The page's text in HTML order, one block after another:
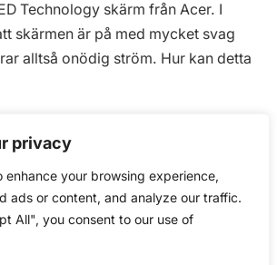
privacy
enhance your browsing experience,
ads or content, and analyze our traffic.
All", you consent to our use of
Technology skärm från Acer. I
skärmen är på med mycket svag
alltså onödig ström. Hur kan detta